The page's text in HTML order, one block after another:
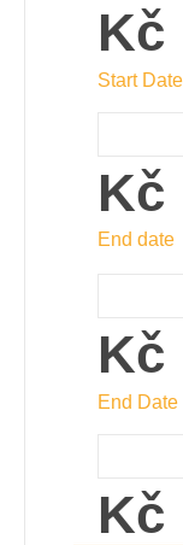
Kč
Start Date
Kč
End date
Kč
End Date
Kč